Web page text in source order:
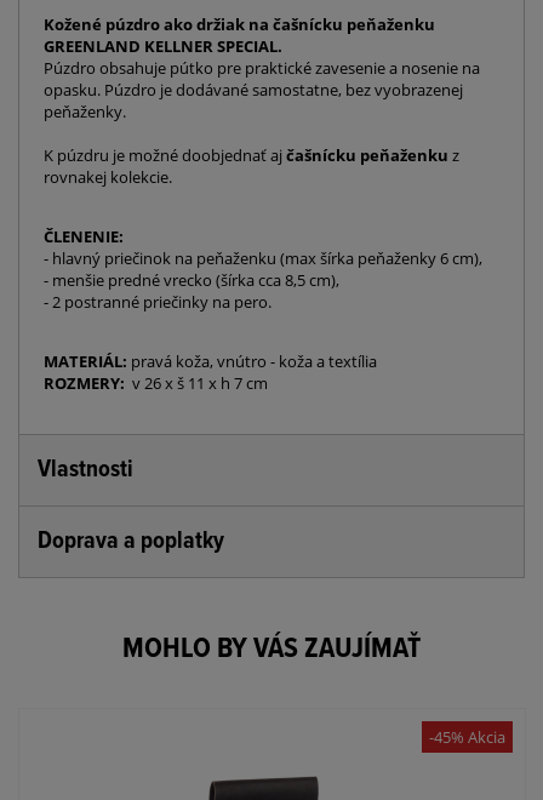
Kožené púzdro ako držiak na čašnícku peňaženku
GREENLAND KELLNER SPECIAL.
Púzdro obsahuje pútko pre praktické zavesenie a nosenie na
opasku. Púzdro je dodávané samostatne, bez vyobrazenej
peňaženky.
K púzdru je možné doobjednať aj čašnícku peňaženku z
rovnakej kolekcie.
ČLENENIE:
- hlavný priečinok na peňaženku (max šírka peňaženky 6 cm),
- menšie predné vrecko (šírka cca 8,5 cm),
- 2 postranné priečinky na pero.
MATERIÁL: pravá koža, vnútro - koža a textília
ROZMERY: v 26 x š 11 x h 7 cm
Vlastnosti
Doprava a poplatky
MOHLO BY VÁS ZAUJÍMAŤ
-45% Akcia